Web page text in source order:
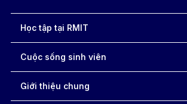
Học tập tại RMIT
Cuộc sống sinh viên
Giới thiệu chung